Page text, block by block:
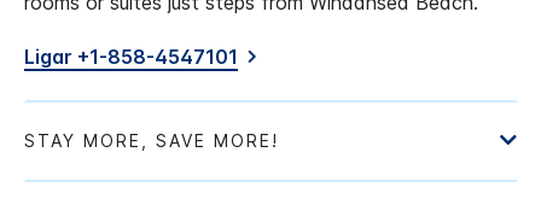
Ligar +1-858-4547101